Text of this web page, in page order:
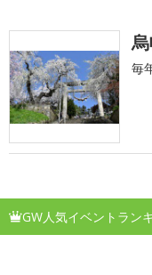
毎
GW人気イベントラン